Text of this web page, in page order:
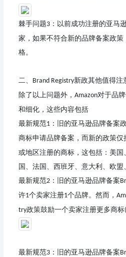
棘手问题3 ： 以前成功注册的亚马
家，如果不符合新的品牌备案政
格。
二、 Brand Registry新政其他值得注
除了以上问题外， Amazon对于品
和细化，这些内容包括
最新规范1 ：
旧的亚马逊品牌备案
商标申请品牌备案，而新的政策仅
或地区注册的商标，这包括：美
国、法国、西班牙、意大利、欧盟
最新规范2 ： 旧的亚马逊品牌备案
许1个卖家注册1个品牌。然而，
try政策鼓励一个卖家注册更多商标(
最新规范3 ： 旧的亚马逊品牌备案